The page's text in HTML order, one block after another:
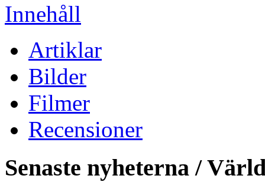
Innehåll
Artiklar
Bilder
Filmer
Recensioner
Senaste nyheterna /